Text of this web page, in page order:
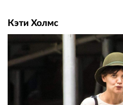
Кэти Холмс